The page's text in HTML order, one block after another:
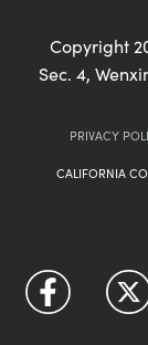
Copyright
Sec. 4,
PRIVACY
CALIFORNIA